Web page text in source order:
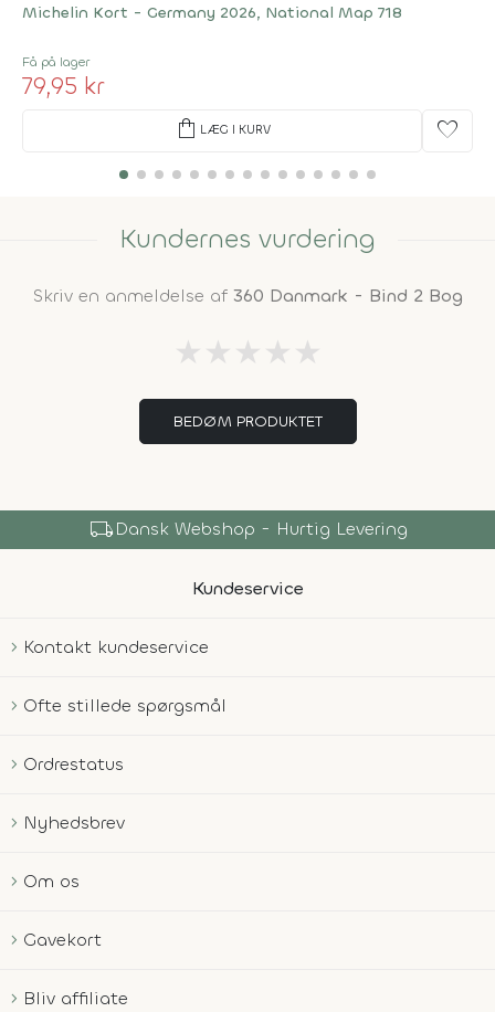
Michelin Kort - Germany 2026, National Map 718
Få på lager
79,95 kr
shopping_bag LÆG I KURV favorite
Kundernes vurdering
Skriv en anmeldelse af 360 Danmark - Bind 2 Bog
★ ★ ★ ★ ★
BEDØM PRODUKTET
local_shippingDansk Webshop - Hurtig Levering
Kundeservice
Kontakt kundeservice
Ofte stillede spørgsmål
Ordrestatus
Nyhedsbrev
Om os
Gavekort
Bliv affiliate